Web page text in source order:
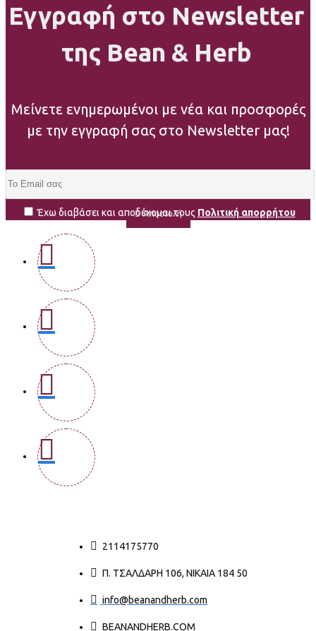
Εγγραφή στο Newsletter
της Bean & Herb
Μείνετε ενημερωμένοι με νέα και προσφορές
με την εγγραφή σας στο Newsletter μας!
Αποστολή
Έχω διαβάσει και αποδέχομαι τους Πολιτική απορρήτου
2114175770
Π. ΤΣΑΛΔΆΡΗ 106, ΝΊΚΑΙΑ 184 50
info@beanandherb.com
BEANANDHERB.COM